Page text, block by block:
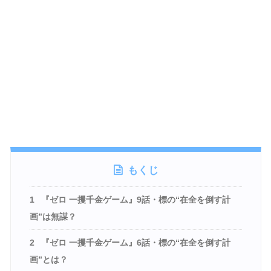
もくじ
1
『ゼロ 一攫千金ゲーム』9話・標の“在全を倒す計
画”は無謀？
2
『ゼロ 一攫千金ゲーム』6話・標の“在全を倒す計
画”とは？